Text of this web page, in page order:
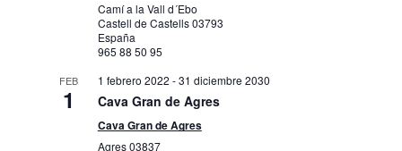
Camí a la Vall d´Ebo
Castell de Castells03793
España
965 88 50 95
FEB
1
1 febrero 2022 -31 diciembre 2030
Cava Gran de Agres
Cava Gran de Agres
Agres03837